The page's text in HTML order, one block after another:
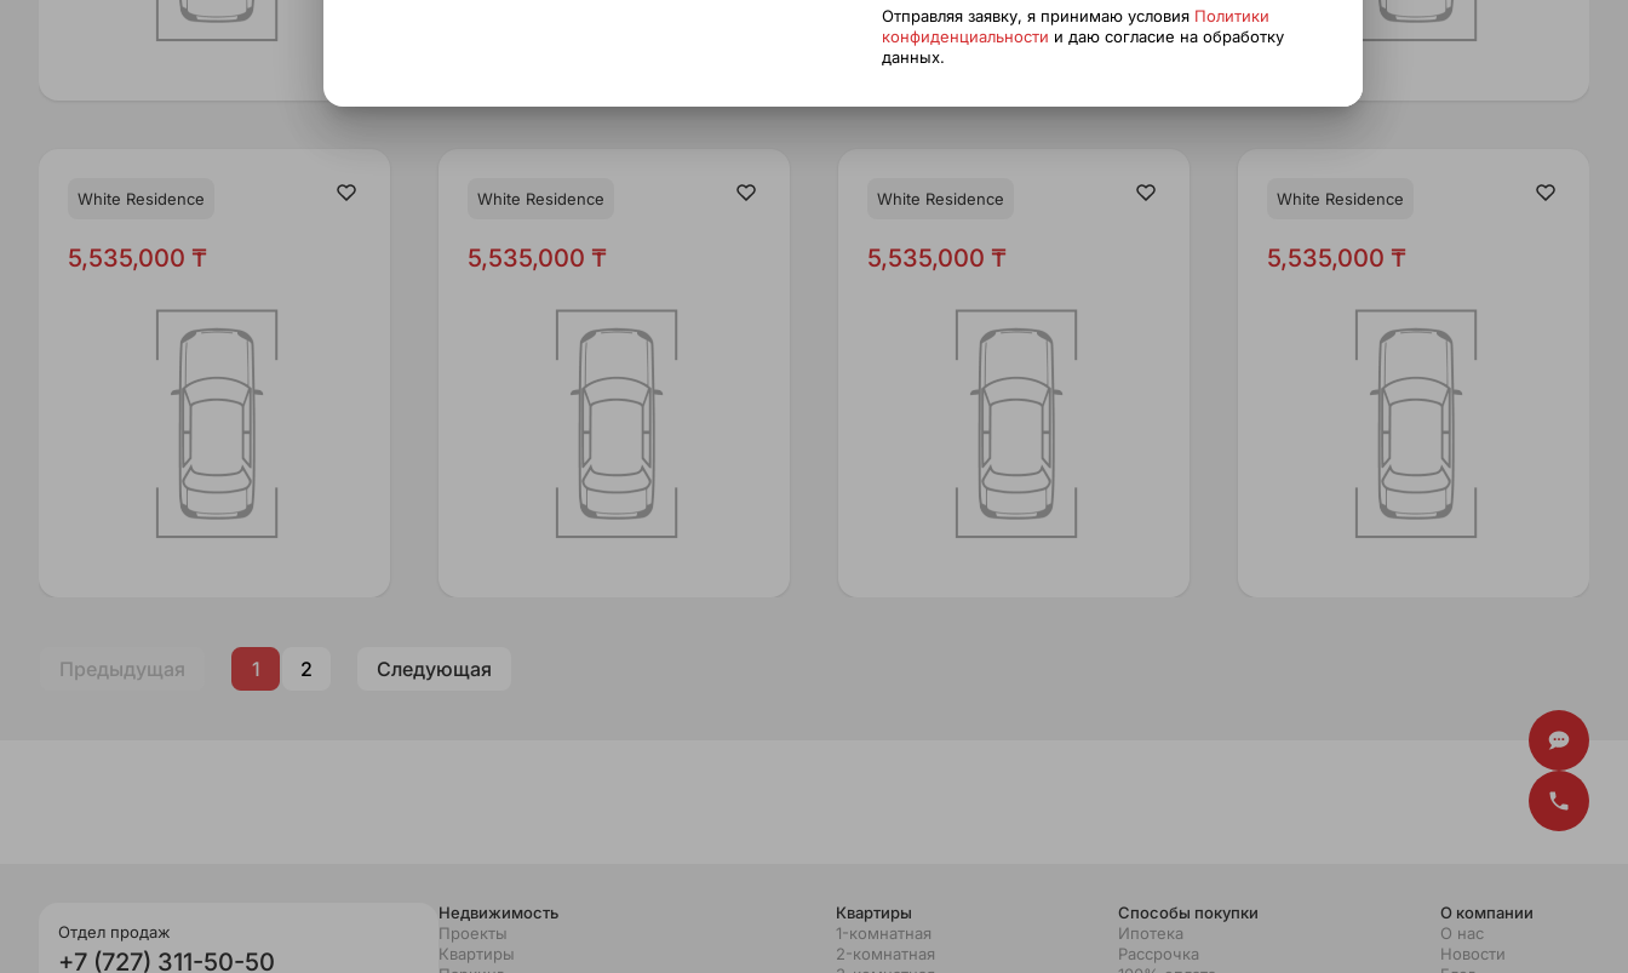
White Residence
5,535,000 ₸
White Residence
5,535,000 ₸
White Residence
5,535,000 ₸
White Residence
5,535,000 ₸
Предыдущая 1 2 Следующая
Отдел продаж
+7 (727) 311-50-50
Недвижимость
Проекты
Квартиры
Квартиры
1-комнатная
2-комнатная
Способы покупки
Ипотека
Рассрочка
О компании
О нас
Новости
Отправляя заявку, я принимаю условия Политики
конфиденциальности и даю согласие на обработку
данных.